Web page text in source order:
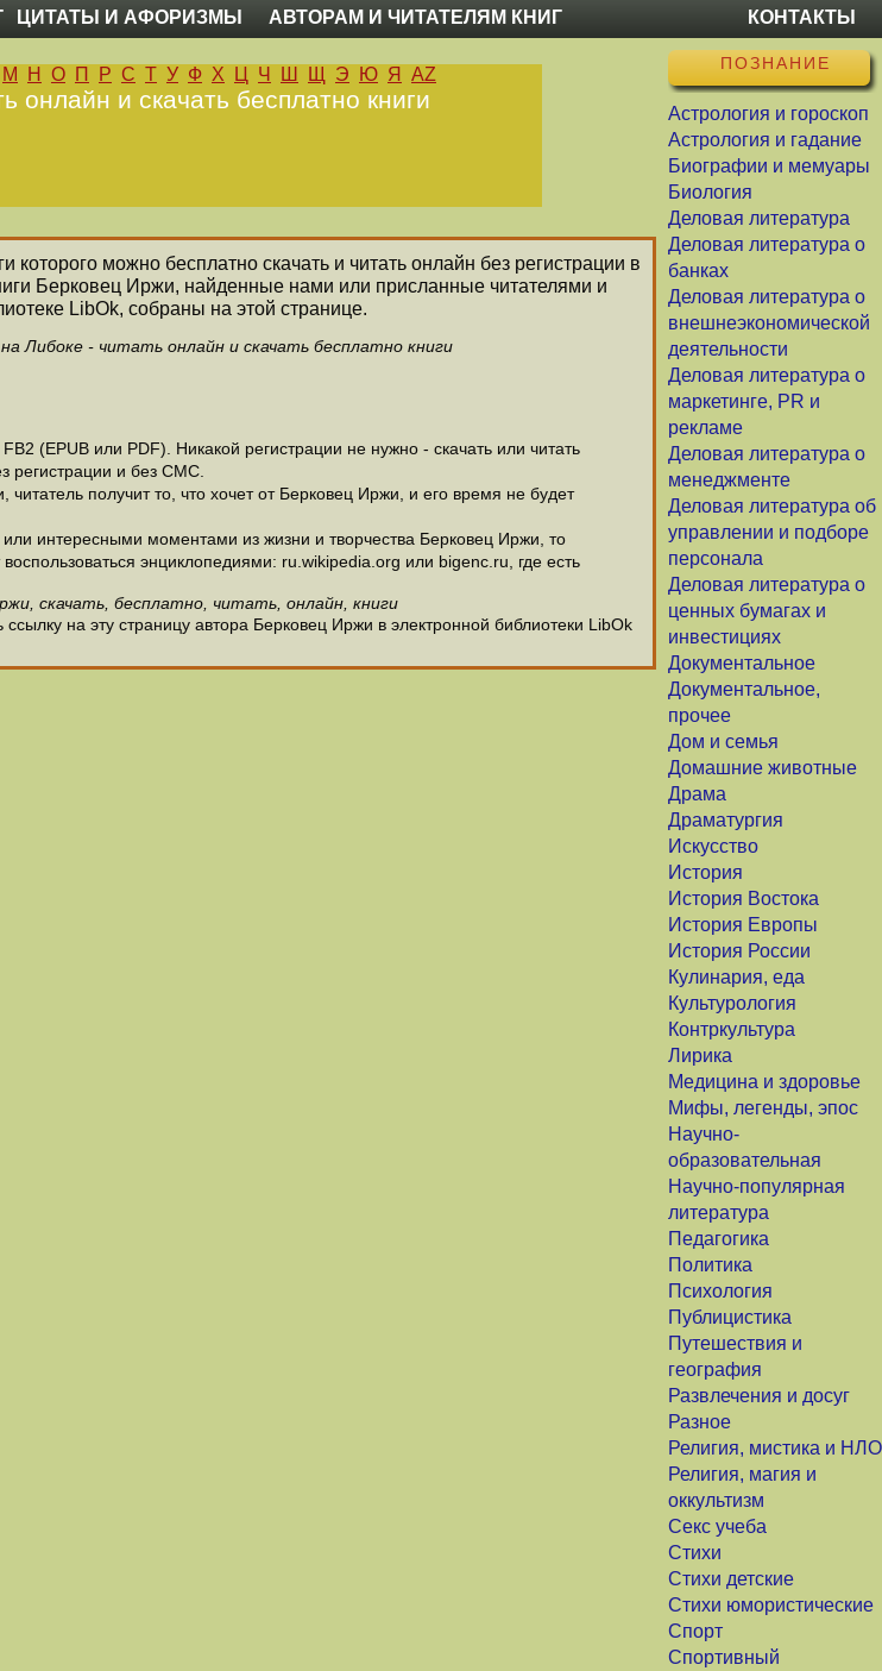
ЦИТАТЫ И АФОРИЗМЫ АВТОРАМ И ЧИТАТЕЛЯМ КНИГ КОНТАКТЫ
ПОЗНАНИЕ
Астрология и гороскоп
Астрология и гадание
Биографии и мемуары
Биология
Деловая литература
Деловая литература о
банках
Деловая литература о
внешнеэкономической
деятельности
Деловая литература о
маркетинге, PR и
рекламе
Деловая литература о
менеджменте
Деловая литература об
управлении и подборе
персонала
Деловая литература о
ценных бумагах и
инвестициях
Документальное
Документальное,
прочее
Дом и семья
Домашние животные
Драма
Драматургия
Искусство
История
История Востока
История Европы
История России
Кулинария, еда
Культурология
Контркультура
Лирика
Медицина и здоровье
Мифы, легенды, эпос
Научно-
образовательная
Научно-популярная
литература
Педагогика
Политика
Психология
Публицистика
Путешествия и
география
Развлечения и досуг
Разное
Религия, мистика и НЛО
Религия, магия и
оккультизм
Секс учеба
Стихи
Стихи детские
Стихи юмористические
Спорт
Спортивный
М Н О П Р С Т У Ф Х Ц Ч Ш Щ Э Ю Я AZ
онлайн и скачать бесплатно книги
которого можно бесплатно скачать и читать онлайн без регистрации в
Берковец Иржи, найденные нами или присланные читателями и
LibOk, собраны на этой странице.
Либоке - читать онлайн и скачать бесплатно книги
(EPUB или PDF). Никакой регистрации не нужно - скачать или читать
регистрации и без СМС.
получит то, что хочет от Берковец Иржи, и его время не будет
интересными моментами из жизни и творчества Берковец Иржи, то
энциклопедиями: ru.wikipedia.org или bigenc.ru, где есть
скачать, бесплатно, читать, онлайн, книги
ссылку на эту страницу автора Берковец Иржи в электронной библиотеки LibOk